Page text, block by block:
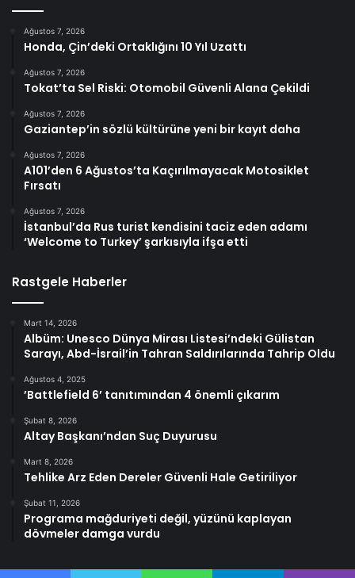
Ağustos 7, 2026
Honda, Çin’deki Ortaklığını 10 Yıl Uzattı
Ağustos 7, 2026
Tokat’ta Sel Riski: Otomobil Güvenli Alana Çekildi
Ağustos 7, 2026
Gaziantep’in sözlü kültürüne yeni bir kayıt daha
Ağustos 7, 2026
A101’den 6 Ağustos’ta Kaçırılmayacak Motosiklet
Fırsatı
Ağustos 7, 2026
İstanbul’da Rus turist kendisini taciz eden adamı
‘Welcome to Turkey’ şarkısıyla ifşa etti
Rastgele Haberler
Mart 14, 2026
Albüm: Unesco Dünya Mirası Listesi’ndeki Gülistan
Sarayı, Abd-İsrail’in Tahran Saldırılarında Tahrip Oldu
Ağustos 4, 2025
’Battlefield 6’ tanıtımından 4 önemli çıkarım
Şubat 8, 2026
Altay Başkanı’ndan Suç Duyurusu
Mart 8, 2026
Tehlike Arz Eden Dereler Güvenli Hale Getiriliyor
Şubat 11, 2026
Programa mağduriyeti değil, yüzünü kaplayan
dövmeler damga vurdu